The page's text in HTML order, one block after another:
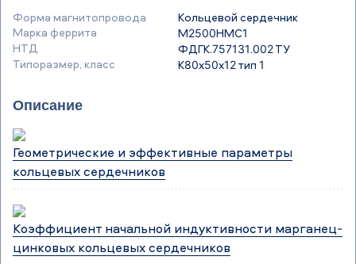
Форма магнитопровода
Кольцевой сердечник
Марка феррита
М2500НМС1
НТД
ФДГК.757131.002 ТУ
Типоразмер, класс
К80х50х12 тип 1
Описание
Геометрические и эффективные параметры
кольцевых сердечников
Коэффициент начальной индуктивности марганец-
цинковых кольцевых сердечников